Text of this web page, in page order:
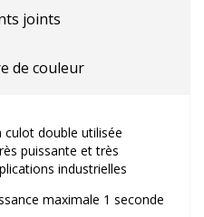
joints
de couleur
culot double utilisée
puissante et très
industrielles
maximale 1 seconde